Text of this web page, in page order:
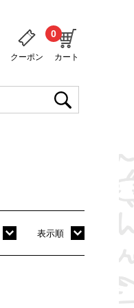
クーポン カート
0
表示順